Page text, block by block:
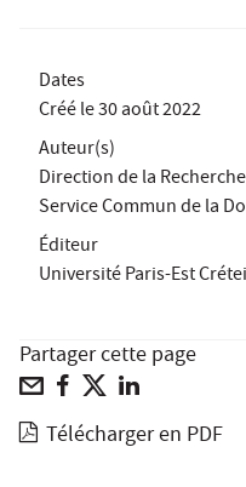
Dates
Créé le30 août 2022
Auteur(s)
Direction de la
Service Commun de la
Éditeur
Université Paris-Est
Partager cette page
Télécharger en PDF